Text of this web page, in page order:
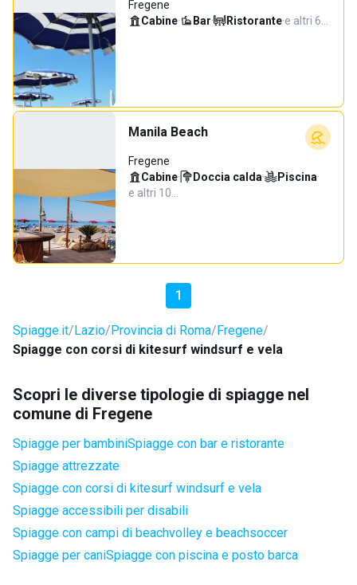
Fregene
Cabine· Bar· Ristorante·e altri 6…
Manila Beach
Fregene
Cabine· Doccia calda· Piscina·
e altri 10…
1
Spiagge.it Lazio Provincia di Roma Fregene
Spiagge con corsi di kitesurf windsurf e vela
Scopri le diverse tipologie di spiagge nel
comune di Fregene
Spiagge per bambiniSpiagge con bar e ristorante
Spiagge attrezzate
Spiagge con corsi di kitesurf windsurf e vela
Spiagge accessibili per disabili
Spiagge con campi di beachvolley e beachsoccer
Spiagge per caniSpiagge con piscina e posto barca